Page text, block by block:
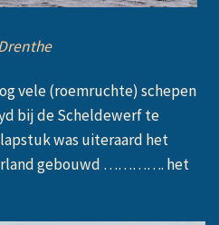
vele (roemruchte) schepen
bij de Scheldewerf te
was uiteraard het
gebouwd …………. het